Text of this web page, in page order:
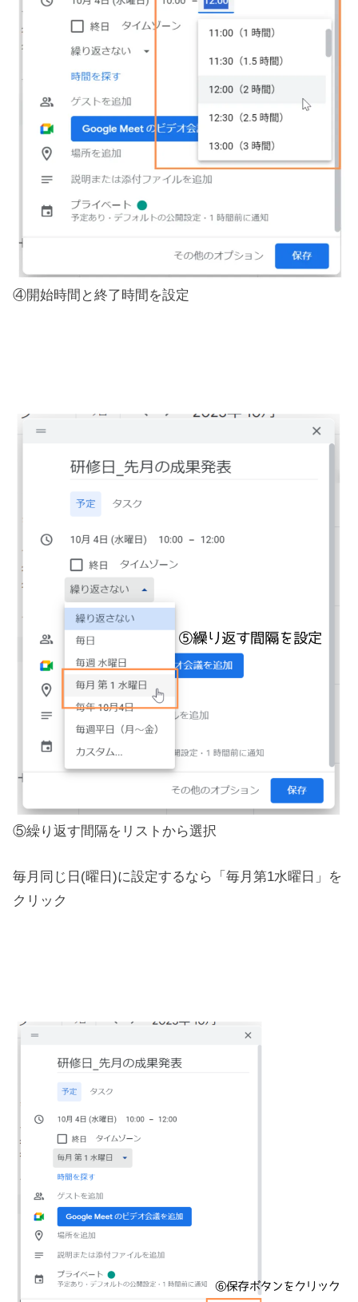
④開始時間と終了時間を設定
⑤繰り返す間隔をリストから選択
毎月同じ日(曜日)に設定するなら「毎月第1水曜日」を
クリック